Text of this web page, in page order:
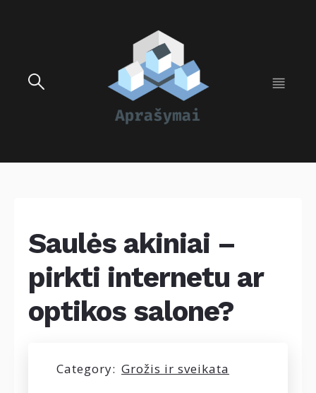
Saulės akiniai –
pirkti internetu ar
optikos salone?
Category: Grožis ir sveikata